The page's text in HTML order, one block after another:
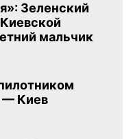
Зеленский
мальчик
— Киев